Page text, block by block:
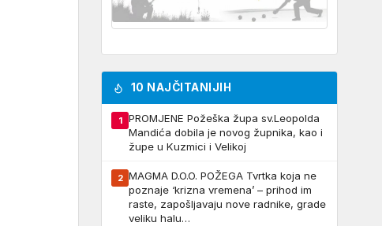
10 NAJČITANIJIH
1
PROMJENE Požeška župa sv.Leopolda
Mandića dobila je novog župnika, kao i
župe u Kuzmici i Velikoj
2 MAGMA D.O.O. POŽEGA Tvrtka koja ne
poznaje ‘krizna vremena’ – prihod im
raste, zapošljavaju nove radnike, grade
veliku halu…